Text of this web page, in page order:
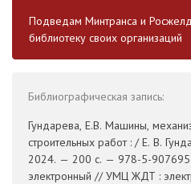
Подведам Минтранса и
библиотеку своих организаций
Библиографическая запись:
Гундарева, Е.В. Машины,
строительных работ : / Е. В.
2024. — 200 с. — 978-5-
электронный // УМЦ ЖДТ :